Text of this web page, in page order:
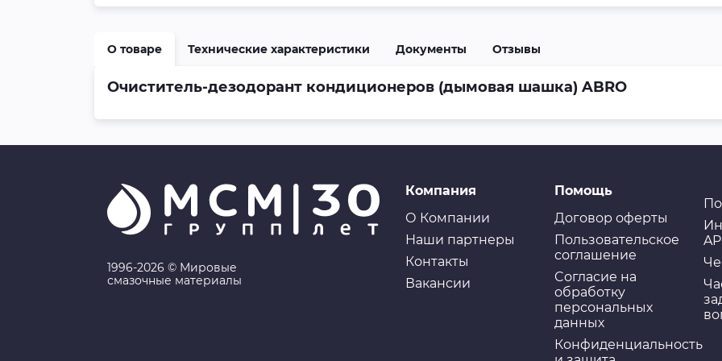
О товаре Технические характеристики Документы Отзывы
Очиститель-дезодорант кондиционеров (дымовая шашка) ABRO
1996-2026 © Мировые
смазочные материалы
Компания
О Компании
Наши партнеры
Контакты
Вакансии
Помощь
Договор оферты
Пользовательское
соглашение
Cогласие на
обработку
персональных
данных
Конфиденциальность